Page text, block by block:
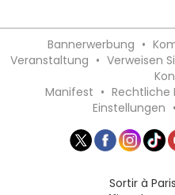
Bannerwerbung •
Veranstaltung • Verweisen
Manifest • Rechtliche
Einstellungen •
Sortir à